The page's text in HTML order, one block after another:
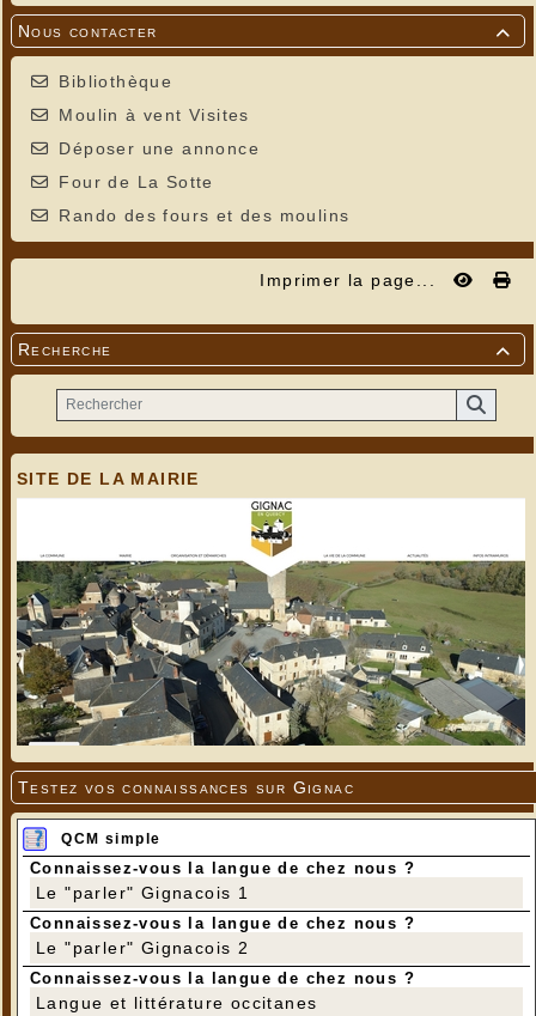

Nous contacter
Bibliothèque
Moulin à vent Visites
Déposer une annonce
Four de La Sotte
Rando des fours et des moulins
Imprimer la page...

Recherche
SITE DE LA MAIRIE
Testez vos connaissances sur Gignac
QCM simple
Connaissez-vous la langue de chez nous ?
Le "parler" Gignacois 1
Connaissez-vous la langue de chez nous ?
Le "parler" Gignacois 2
Connaissez-vous la langue de chez nous ?
Langue et littérature occitanes